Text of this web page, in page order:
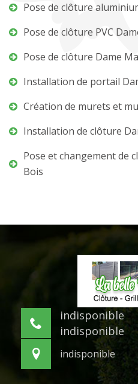
Pose de clôture
Pose de clôture PVC
Pose de clôture Dame
Installation de portail
Création de murets et
Installation de clôture
Pose et changement de
Bois
indisponible
indisponible
indisponible